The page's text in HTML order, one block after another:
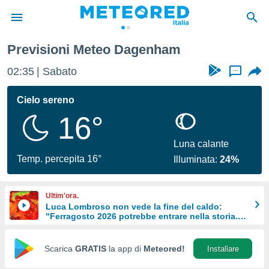
di
per
le
di
Web
Previsioni Meteo Dagenham
02:35 Sabato ...
Cielo sereno
16°
Temp. percepita 16°
Luna calante
Illuminata:24%
Ultim'ora.
Luca Lombroso non vede la fine del caldo:
"Ferragosto 2026 potrebbe entrare nella storia.
Scarica GRATIS la app di Meteored! Installare